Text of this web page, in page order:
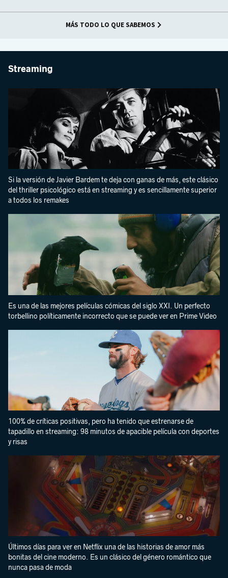
MÁS TODO LO QUE SABEMOS
Streaming
Si la versión de Javier Bardem te deja con ganas de más, este clásico
del thriller psicológico está en streaming y es sencillamente superior
a todos los remakes
Es una de las mejores películas cómicas del siglo XXI. Un perfecto
torbellino políticamente incorrecto que se puede ver en Prime Video
100% de críticas positivas, pero ha tenido que estrenarse de
tapadillo en streaming: 98 minutos de apacible película con deportes
y risas
Últimos días para ver en Netflix una de las historias de amor más
bonitas del cine moderno. Es un clásico del género romántico que
nunca pasa de moda